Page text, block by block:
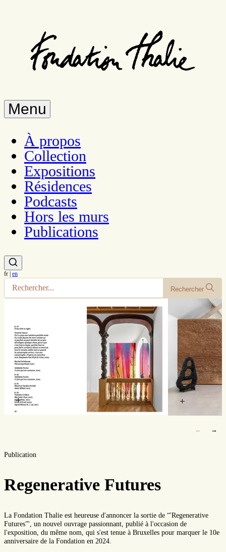
Menu
À propos
Collection
Expositions
Résidences
Podcasts
Hors les murs
Publications
fr | en
Rechercher
+ +
← →
Publication
Regenerative Futures
La Fondation Thalie est heureuse d'annoncer la sortie de “'Regenerative
Futures”', un nouvel ouvrage passionnant, publié à l'occasion de
l'exposition, du même nom, qui s'est tenue à Bruxelles pour marquer le 10e
anniversaire de la Fondation en 2024.